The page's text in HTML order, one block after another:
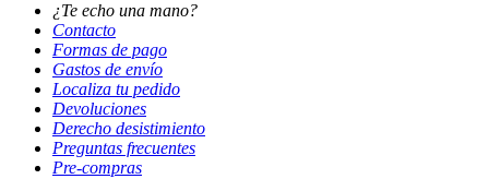
¿Te echo una mano?
Contacto
Formas de pago
Gastos de envío
Localiza tu pedido
Devoluciones
Derecho desistimiento
Preguntas frecuentes
Pre-compras